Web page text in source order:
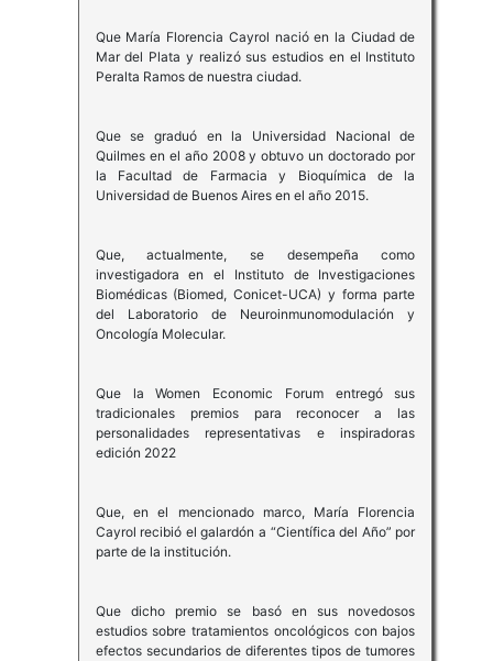
Que María Florencia Cayrol nació en la Ciudad de
Mar del Plata y realizó sus estudios en el Instituto
Peralta Ramos de nuestra ciudad.
Que se graduó en la Universidad Nacional de
Quilmes en el año 2008 y obtuvo un doctorado por
la Facultad de Farmacia y Bioquímica de la
Universidad de Buenos Aires en el año 2015.
Que, actualmente, se desempeña como
investigadora en el Instituto de Investigaciones
Biomédicas (Biomed, Conicet-UCA) y forma parte
del Laboratorio de Neuroinmunomodulación y
Oncología Molecular.
Que la Women Economic Forum entregó sus
tradicionales premios para reconocer a las
personalidades representativas e inspiradoras
edición 2022
Que, en el mencionado marco, María Florencia
Cayrol recibió el galardón a “Científica del Año” por
parte de la institución.
Que dicho premio se basó en sus novedosos
estudios sobre tratamientos oncológicos con bajos
efectos secundarios de diferentes tipos de tumores